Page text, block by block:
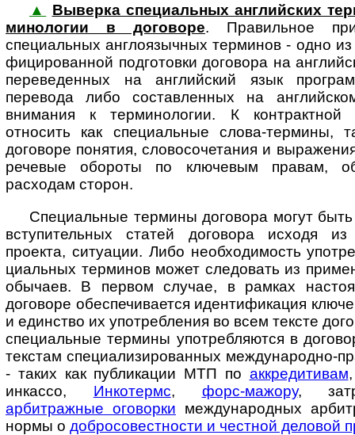
▲
Выверка специальных английских
ми­но­ло­гии в до­го­во­ре. Пра­виль­ное
специальных англоязычных терминов - одно
фи­ци­ро­ван­ной подготовки договора на
переведенных на английский язык
перевода либо составленных на
внимания к терминологии. К контрактной
относить как специальные слова-термины,
договоре понятия, словосочетания и
речевые обороты по клю­че­вым правам,
расходам сторон.
Специальные термины договора могут
вступительных статей договора исходя
проекта, ситуации. Либо необходимость
ци­аль­ных терминов может следовать из
обычаев. В первом случае, в рамках
договоре обеспечивается идентификация
и единство их употребления во всем тексте
специальные термины употребляются в
текстам специализированных международно-
- таких как публикации МТП по аккредитивам
инкассо, Инкотермс, форс-мажору,
арбитражные оговорки международных
нормы о добросовестности и честной деловой